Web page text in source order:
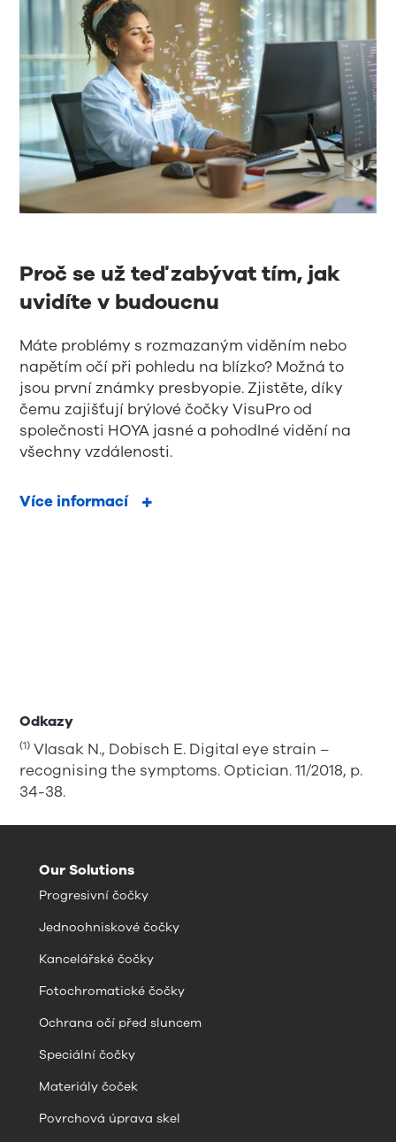
Proč se už teď zabývat tím, jak
uvidíte v budoucnu
Máte problémy s rozmazaným viděním nebo
napětím očí při pohledu na blízko? Možná to
jsou první známky presbyopie. Zjistěte, díky
čemu zajišťují brýlové čočky VisuPro od
společnosti HOYA jasné a pohodlné vidění na
všechny vzdálenosti.
Více informací
Odkazy
(1) Vlasak N., Dobisch E. Digital eye strain –
recognising the symptoms. Optician. 11/2018, p.
34-38.
Our Solutions
Progresivní čočky
Jednoohniskové čočky
Kancelářské čočky
Fotochromatické čočky
Ochrana očí před sluncem
Speciální čočky
Materiály čoček
Povrchová úprava skel